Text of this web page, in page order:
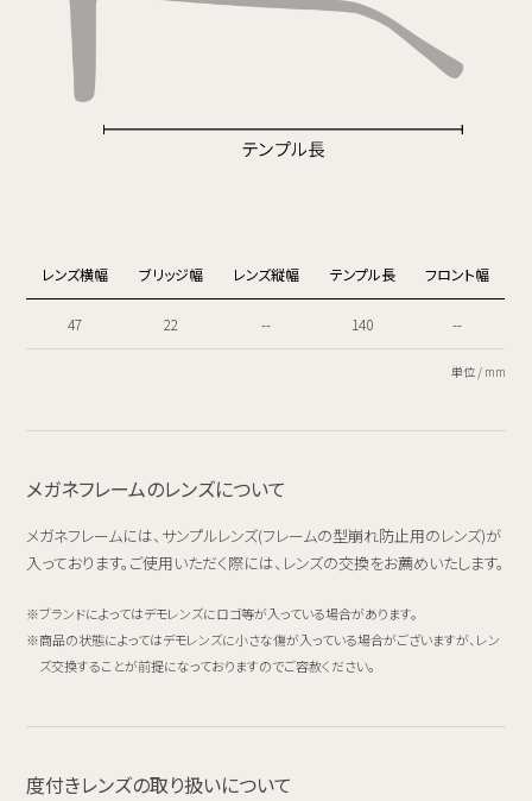
レンズ横幅 ブリッジ幅 レンズ縦幅 テンプル長 フロント幅
47 22 -- 140 --
単位 / mm
メガネフレームのレンズについて
メガネフレームには、サンプルレンズ(フレームの型崩れ防止用のレンズ)が
入っております。ご使用いただく際には、レンズの交換をお薦めいたします。
ブランドによってはデモレンズにロゴ等が入っている場合があります。
商品の状態によってはデモレンズに小さな傷が入っている場合がございますが、レン
ズ交換することが前提になっておりますのでご容赦ください。
度付きレンズの取り扱いについて